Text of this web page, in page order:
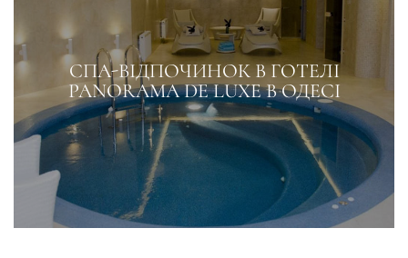
СПА-ВІДПОЧИНОК В ГОТЕЛІ
PANORAMA DE LUXE В ОДЕСІ